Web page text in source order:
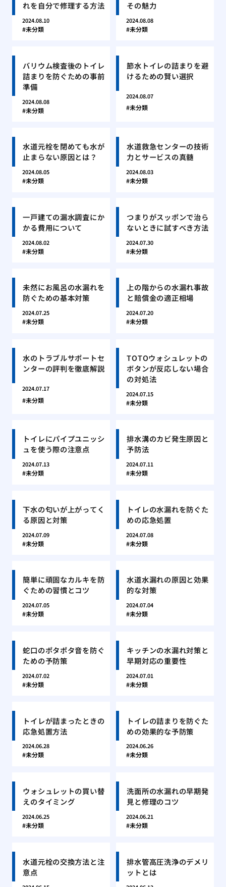
れを自分で修理する方法
2024.08.10
未分類
その魅力
2024.08.08
未分類
バリウム検査後のトイレ
詰まりを防ぐための事前
準備
2024.08.08
未分類
節水トイレの詰まりを避
けるための賢い選択
2024.08.07
未分類
水道元栓を閉めても水が
止まらない原因とは？
2024.08.05
未分類
水道救急センターの技術
力とサービスの真髄
2024.08.03
未分類
一戸建ての漏水調査にか
かる費用について
2024.08.02
未分類
つまりがスッポンで治ら
ないときに試すべき方法
2024.07.30
未分類
未然にお風呂の水漏れを
防ぐための基本対策
2024.07.25
未分類
上の階からの水漏れ事故
と賠償金の適正相場
2024.07.20
未分類
水のトラブルサポートセ
ンターの評判を徹底解説
2024.07.17
未分類
TOTOウォシュレットの
ボタンが反応しない場合
の対処法
2024.07.15
未分類
トイレにパイプユニッシ
ュを使う際の注意点
2024.07.13
未分類
排水溝のカビ発生原因と
予防法
2024.07.11
未分類
下水の匂いが上がってく
る原因と対策
2024.07.09
未分類
トイレの水漏れを防ぐた
めの応急処置
2024.07.08
未分類
簡単に頑固なカルキを防
ぐための習慣とコツ
2024.07.05
未分類
水道水漏れの原因と効果
的な対策
2024.07.04
未分類
蛇口のポタポタ音を防ぐ
ための予防策
2024.07.02
未分類
キッチンの水漏れ対策と
早期対応の重要性
2024.07.01
未分類
トイレが詰まったときの
応急処置方法
2024.06.28
未分類
トイレの詰まりを防ぐた
めの効果的な予防策
2024.06.26
未分類
ウォシュレットの買い替
えのタイミング
2024.06.25
未分類
洗面所の水漏れの早期発
見と修理のコツ
2024.06.21
未分類
水道元栓の交換方法と注
意点
排水管高圧洗浄のデメリ
ットとは